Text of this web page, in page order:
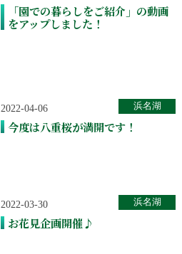
「園での暮らしをご紹介」の動画
をアップしました！
2022-04-06
今度は八重桜が満開です！
浜名湖
2022-03-30
お花見企画開催♪
浜名湖